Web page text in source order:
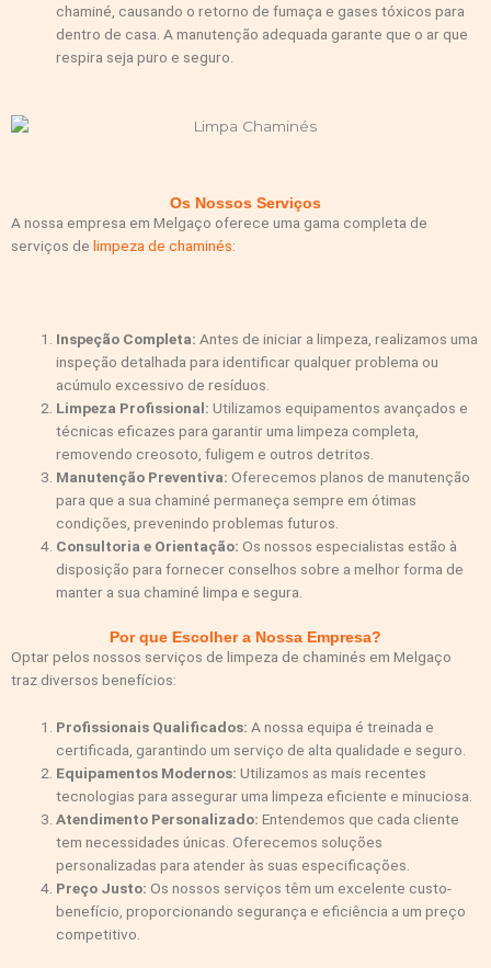
chaminé, causando o retorno de fumaça e gases tóxicos para
dentro de casa. A manutenção adequada garante que o ar que
respira seja puro e seguro.
Os Nossos Serviços
A nossa empresa em Melgaço oferece uma gama completa de
serviços de limpeza de chaminés:
Inspeção Completa: Antes de iniciar a limpeza, realizamos uma
inspeção detalhada para identificar qualquer problema ou
acúmulo excessivo de resíduos.
Limpeza Profissional:Utilizamos equipamentos avançados e
técnicas eficazes para garantir uma limpeza completa,
removendo creosoto, fuligem e outros detritos.
Manutenção Preventiva:Oferecemos planos de manutenção
para que a sua chaminé permaneça sempre em ótimas
condições, prevenindo problemas futuros.
Consultoria e Orientação: Os nossos especialistas estão à
disposição para fornecer conselhos sobre a melhor forma de
manter a sua chaminé limpa e segura.
Por que Escolher a Nossa Empresa?
Optar pelos nossos serviços de limpeza de chaminés em Melgaço
traz diversos benefícios:
Profissionais Qualificados: A nossa equipa é treinada e
certificada, garantindo um serviço de alta qualidade e seguro.
Equipamentos Modernos: Utilizamos as mais recentes
tecnologias para assegurar uma limpeza eficiente e minuciosa.
Atendimento Personalizado: Entendemos que cada cliente
tem necessidades únicas. Oferecemos soluções
personalizadas para atender às suas especificações.
Preço Justo: Os nossos serviços têm um excelente custo-
benefício, proporcionando segurança e eficiência a um preço
competitivo.